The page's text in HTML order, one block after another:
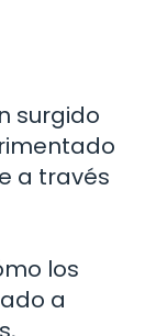
surgido
a través
los
a